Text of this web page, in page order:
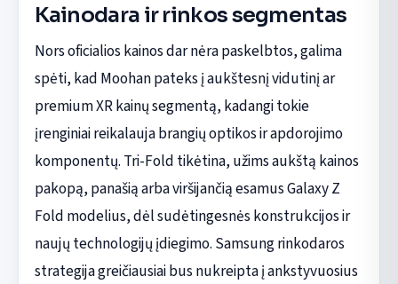
Kainodara ir rinkos segmentas
Nors oficialios kainos dar nėra paskelbtos, galima
spėti, kad Moohan pateks į aukštesnį vidutinį ar
premium XR kainų segmentą, kadangi tokie
įrenginiai reikalauja brangių optikos ir apdorojimo
komponentų. Tri-Fold tikėtina, užims aukštą kainos
pakopą, panašią arba viršijančią esamus Galaxy Z
Fold modelius, dėl sudėtingesnės konstrukcijos ir
naujų technologijų įdiegimo. Samsung rinkodaros
strategija greičiausiai bus nukreipta į ankstyvuosius